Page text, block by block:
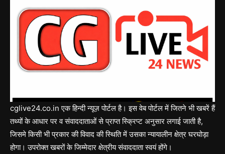
cglive24.co.in एक हिन्दी न्यूज़ पोर्टल है। इस वेब पोर्टल में जितने भी खबरें हैं
तथ्यों के आधार पर व संवाददाताओं से प्राप्त स्क्रिप्ट अनुसार लगाई जाती है,
जिसमे किसी भी प्रकार की विवाद की स्थिति में उसका न्यायालीन क्षेत्र घरघोड़ा
होगा। उपरोक्त खबरों के जिम्मेदार क्षेत्रीय संवाददाता स्वयं होंगे।